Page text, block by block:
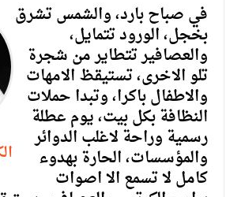
في صباح بارد، والشمس تشرق
بخجل، الورود تتمايل،
والعصافير تتطاير من شجرة
تلو الاخرى، تستيقظ الامهات
والاطفال باكرا، وتبدا حملات
النظافة بكل بيت، يوم عطلة
رسمية وراحة لاغلب الدوائر
والمؤسسات، الحارة بهدوء
كامل لا تسمع الا اصوات